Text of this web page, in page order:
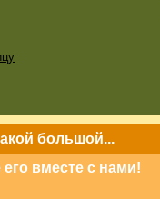
большой...
его вместе с нами!